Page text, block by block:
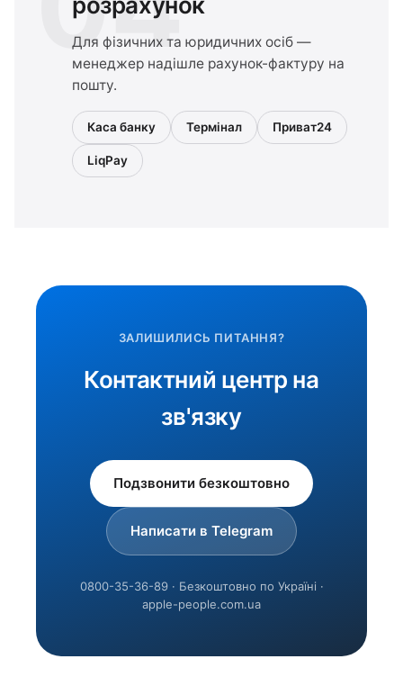
Для фізичних та юридичних осіб —
менеджер надішле рахунок-фактуру на
пошту.
Каса банку Термінал Приват24
LiqPay
ЗАЛИШИЛИСЬ ПИТАННЯ?
Контактний центр на
зв'язку
Подзвонити безкоштовно
Написати в Telegram
0800-35-36-89 · Безкоштовно по Україні ·
apple-people.com.ua